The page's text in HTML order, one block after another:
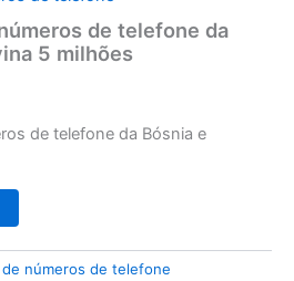
de telefone da
5 milhões
de telefone da Bósnia e
números de telefone